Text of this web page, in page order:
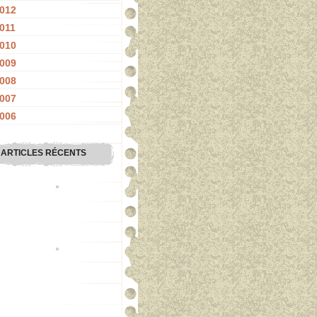
ARTICLES RÉCENTS